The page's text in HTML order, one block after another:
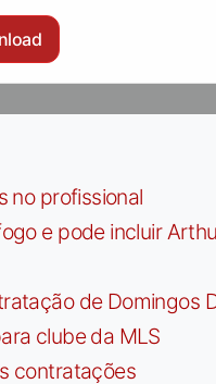
no profissional
e pode incluir
de Domingos
clube da MLS
contratações